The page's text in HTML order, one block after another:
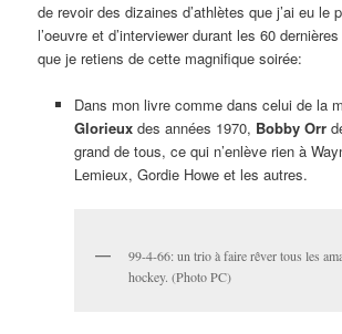
de revoir des dizaines d’athlètes que j’ai eu le
l’oeuvre et d’interviewer durant les 60
que je retiens de cette magnifique soirée:
Dans mon livre comme dans celui de la
Glorieuxdes années 1970, Bobby Orr
grand de tous, ce qui n’enlève rien à
Lemieux, Gordie Howe et les autres.
99-4-66: un trio à faire rêver tous les
hockey. (Photo PC)